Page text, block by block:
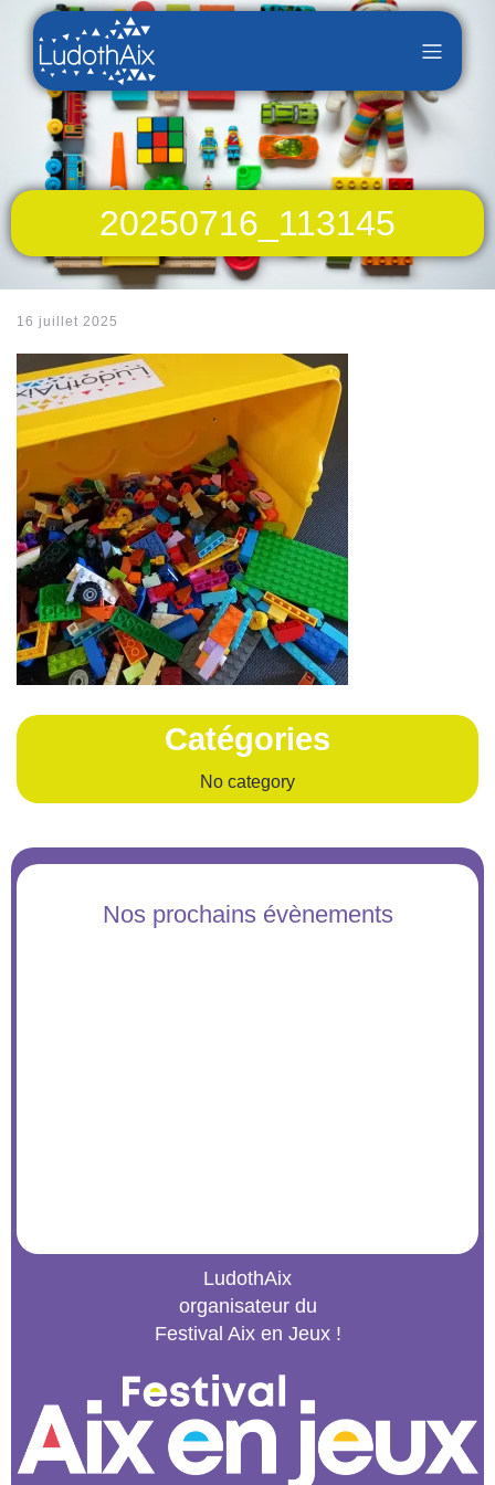
20250716_113145
16 juillet 2025
Catégories
No category
Nos prochains évènements
LudothAix
organisateur du
Festival Aix en Jeux !